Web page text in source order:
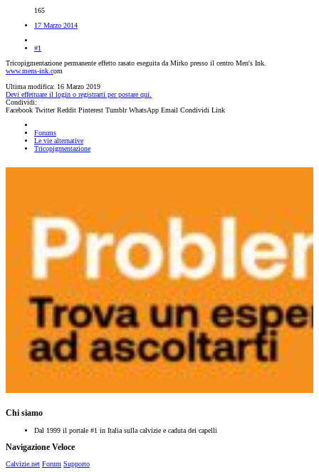
165
17 Marzo 2014
#1
Tricopigmentazione permanente effetto rasato eseguita da Mirko presso il centro Men's Ink.
www.mens-ink.com
Ultima modifica: 16 Marzo 2019
Devi effettuare il login o registrarti per postare qui.
Condividi:
Facebook Twitter Reddit Pinterest Tumblr WhatsApp Email Condividi Link
Forums
Le vie alternative
Tricopigmentazione
Chi siamo
Dal 1999 il portale #1 in Italia sulla calvizie e caduta dei capelli
Navigazione Veloce
Calvizie.net Forum Supporto